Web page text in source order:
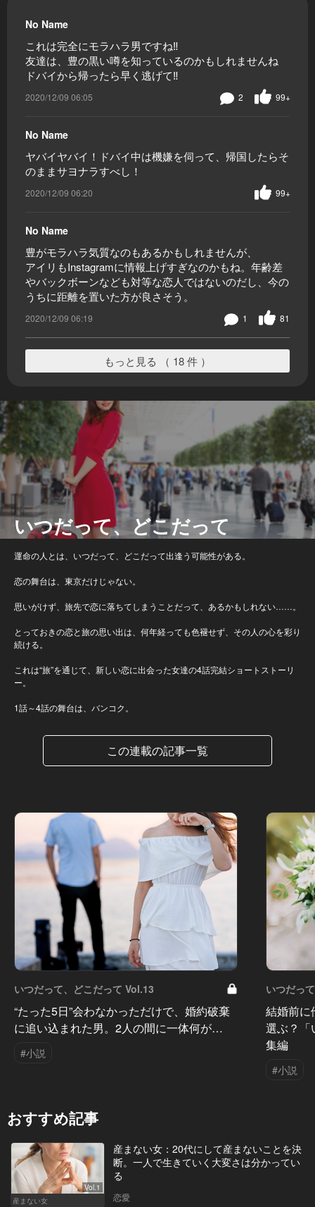
No Name
これは完全にモラハラ男ですね‼️
友達は、豊の黒い噂を知っているのかもしれませんね
ドバイから帰ったら早く逃げて‼️
2020/12/09 06:05 99+
2
No Name
ヤバイヤバイ！ドバイ中は機嫌を伺って、帰国したらそ
のままサヨナラすべし！
2020/12/09 06:20 99+
No Name
豊がモラハラ気質なのもあるかもしれませんが、
アイリもInstagramに情報上げすぎなのかもね。年齢差
やバックボーンなども対等な恋人ではないのだし、今の
うちに距離を置いた方が良さそう。
2020/12/09 06:19 81
1
もっと見る （ 18 件 ）
いつだって、どこだって
運命の人とは、いつだって、どこだって出逢う可能性がある。
恋の舞台は、東京だけじゃない。
思いがけず、旅先で恋に落ちてしまうことだって、あるかもしれない……。
とっておきの恋と旅の思い出は、何年経っても色褪せず、その人の心を彩り
続ける。
これは“旅”を通じて、新しい恋に出会った女達の4話完結ショートストーリ
ー。
1話～4話の舞台は、バンコク。
この連載の記事一覧
いつだって、どこだって Vol.13
“たった5日”会わなかっただけで、婚約破棄
に追い込まれた男。2人の間に一体何が…
#小説
いつだっ
結婚前に
選ぶ？「
集編
#小説
おすすめ記事
Vol.1
産まない女
産まない女：20代にして産まないことを決
断。一人で生きていく大変さは分かってい
る
恋愛